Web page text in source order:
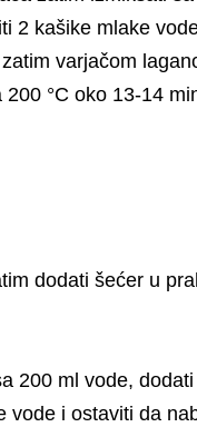
2 kašike mlake
varjačom
°C oko 13-14
dodati šećer u
200 ml vode,
vode i ostaviti da